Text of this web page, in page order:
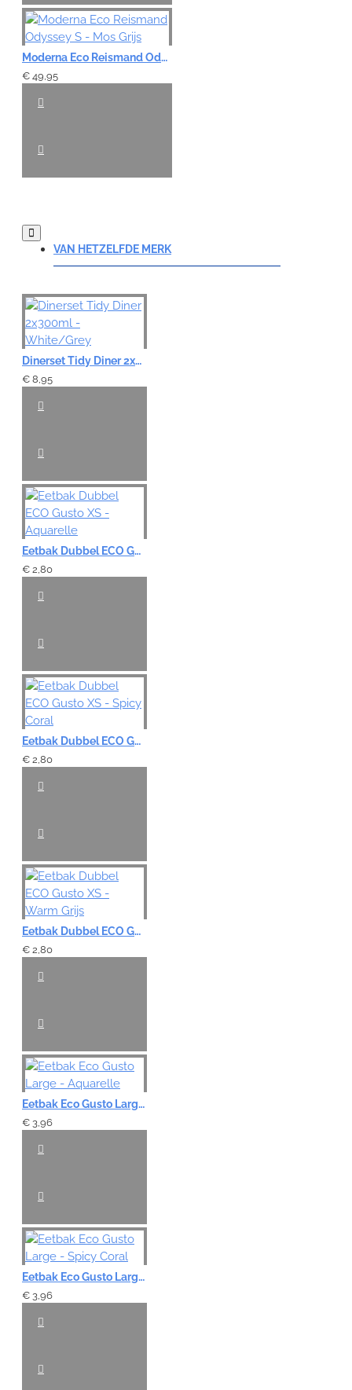
Moderna Eco Reismand Odyssey S - Mos Grijs
€ 49,95
VAN HETZELFDE MERK
Dinerset Tidy Diner 2x300ml - White/Grey
€ 8,95
Eetbak Dubbel ECO Gusto XS - Aquarelle
€ 2,80
Eetbak Dubbel ECO Gusto XS - Spicy Coral
€ 2,80
Eetbak Dubbel ECO Gusto XS - Warm Grijs
€ 2,80
Eetbak Eco Gusto Large - Aquarelle
€ 3,96
Eetbak Eco Gusto Large - Spicy Coral
€ 3,96